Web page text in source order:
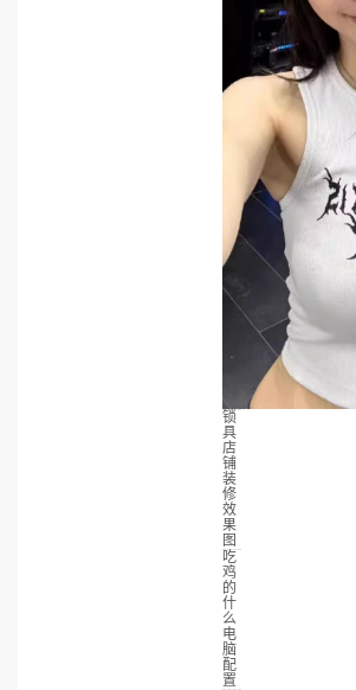
锁
具
店
铺
装
修
效
果
图
吃
鸡
的
什
么
电
脑
配
置